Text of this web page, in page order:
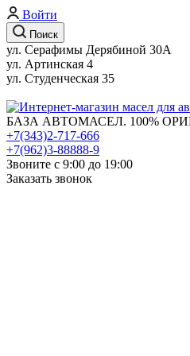
Войти
Поиск
ул. Серафимы Дерябиной 30А
ул. Артинская 4
ул. Студенческая 35
БАЗА АВТОМАСЕЛ. 100%
+7(343)2-717-666
+7(962)3-88888-9
Звоните с 9:00 до 19:00
Заказать звонок